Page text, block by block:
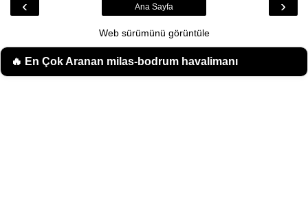
‹ ›
Ana Sayfa
Web sürümünü görüntüle
🔥 En Çok Aranan milas-bodrum havalimanı